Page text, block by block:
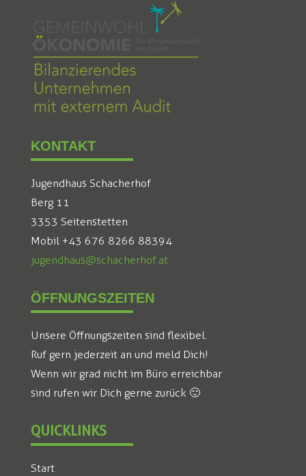
KONTAKT
Jugendhaus Schacherhof
Berg 11
3353 Seitenstetten
Mobil +43 676 8266 88394
jugendhaus@schacherhof.at
ÖFFNUNGSZEITEN
Unsere Öffnungszeiten sind flexibel.
Ruf gern jederzeit an und meld Dich!
Wenn wir grad nicht im Büro erreichbar
sind rufen wir Dich gerne zurück 🙂
QUICKLINKS
Start